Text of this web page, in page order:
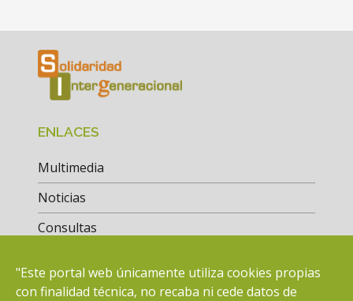
ENLACES
Multimedia
Noticias
Consultas
Bolsa de Empleo
"Este portal web únicamente utiliza cookies propias
con finalidad técnica, no recaba ni cede datos de